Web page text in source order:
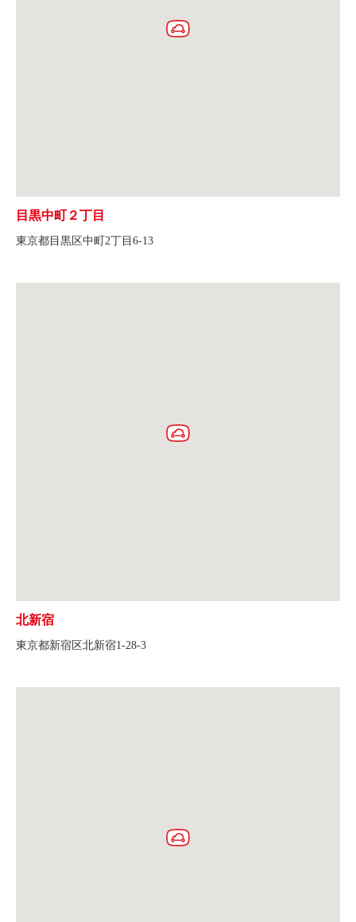
目黒中町２丁目
東京都目黒区中町2丁目6-13
北新宿
東京都新宿区北新宿1-28-3